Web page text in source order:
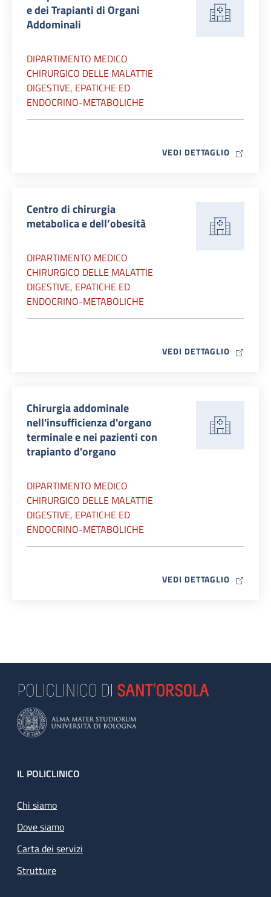
e dei Trapianti di Organi
Addominali
DIPARTIMENTO MEDICO
CHIRURGICO DELLE MALATTIE
DIGESTIVE, EPATICHE ED
ENDOCRINO-METABOLICHE
VEDI DETTAGLIO MAP ICON
Centro di chirurgia
metabolica e dell’obesità
DIPARTIMENTO MEDICO
CHIRURGICO DELLE MALATTIE
DIGESTIVE, EPATICHE ED
ENDOCRINO-METABOLICHE
VEDI DETTAGLIO MAP ICON
Chirurgia addominale
nell'insufficienza d'organo
terminale e nei pazienti con
trapianto d'organo
DIPARTIMENTO MEDICO
CHIRURGICO DELLE MALATTIE
DIGESTIVE, EPATICHE ED
ENDOCRINO-METABOLICHE
VEDI DETTAGLIO MAP ICON
Footer
IL POLICLINICO
Chi siamo
Dove siamo
Carta dei servizi
Strutture